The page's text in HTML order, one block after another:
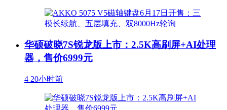
华硕破晓7S锐龙版上市：2.5K高刷屏+AI处理
器，售价6999元
4 20小时前